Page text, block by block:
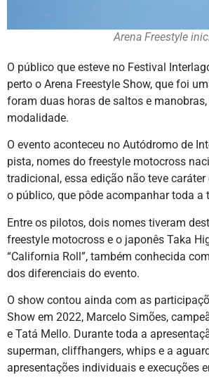
Arena Freestyle
O público que esteve no Festival
perto o Arena Freestyle Show, que foi
foram duas horas de saltos e
modalidade.
O evento aconteceu no Autódromo de
pista, nomes do freestyle motocross
tradicional, essa edição não teve
o público, que pôde acompanhar toda
Entre os pilotos, dois nomes tiveram
freestyle motocross e o japonês Taka
“California Roll”, também conhecida
dos diferenciais do evento.
O show contou ainda com as
Show em 2022, Marcelo Simões,
e Tatá Mello. Durante toda a
superman, cliffhangers, whips e a
apresentações individuais e execuções